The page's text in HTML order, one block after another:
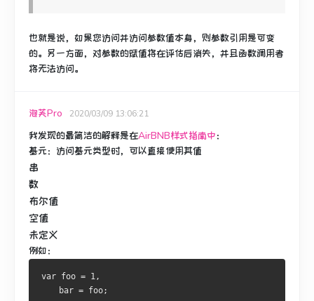
也就是说，如果您访问并访问参数值本身，则参数引用是可变
的。 另一方面，对参数的赋值将在评估后消失，并且函数调用者
将无法访问。
泡芙Pro 2020/03/09 13:06:21
我发现的最简洁的解释是在AirBNB样式指南中：
基元：访问基元类型时，可以直接使用其值
串
数
布尔值
空值
未定义
例如：
var foo = 1,
    bar = foo;